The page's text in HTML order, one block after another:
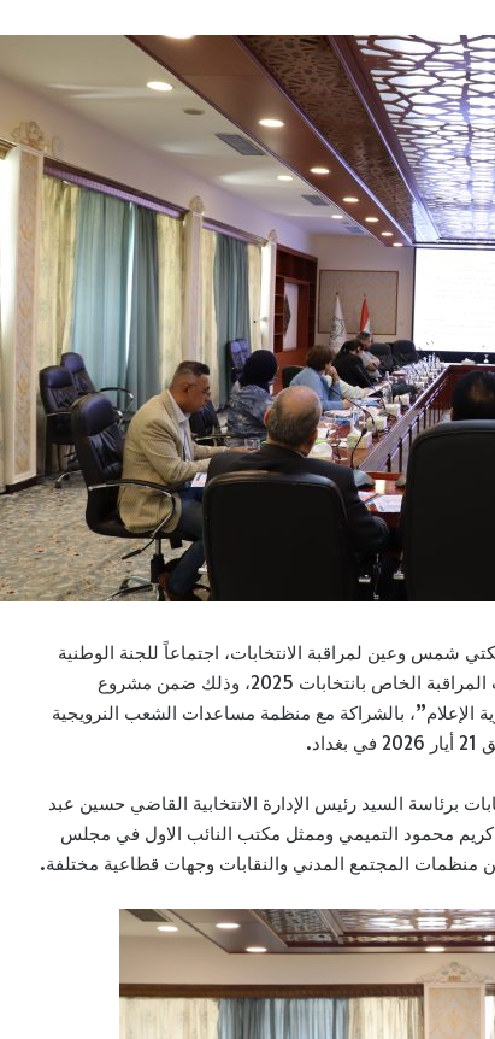
شمس وعين لمراقبة الانتخابات، اجتماعاً للجنة الوطنية
لمنتدى التوعية الانتخابية لمناقشة تقرير تحالف شبكات المراقبة الخاص بانتخابات 2025، وذلك ضمن مشروع
الإعلام”، بالشراكة مع منظمة مساعدات الشعب النرويجية
برئاسة السيد رئيس الإدارة الانتخابية القاضي حسين عبد
كريم محمود التميمي وممثل مكتب النائب الاول في مجلس
المجتمع المدني والنقابات وجهات قطاعية مختلفة.